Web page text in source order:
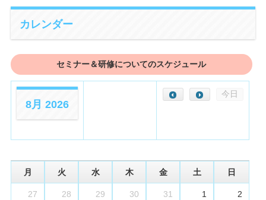
カレンダー
セミナー＆研修についてのスケジュール
8月 2026
今日
月 火 水 木 金 土 日
27 28 29 30 31 1 2